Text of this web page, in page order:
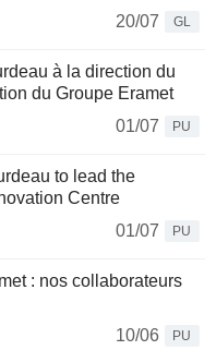
20/07
GL
à la direction du
du Groupe Eramet
01/07
PU
to lead the
Centre
01/07
PU
: nos collaborateurs
10/06
PU